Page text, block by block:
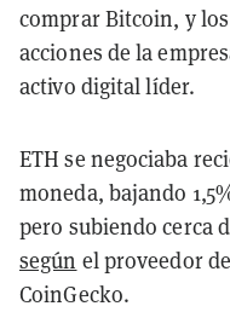
comprar Bitcoin, y
acciones de la
activo digital líder.
ETH se negociaba
moneda, bajando
pero subiendo cerca
según el proveedor
CoinGecko.